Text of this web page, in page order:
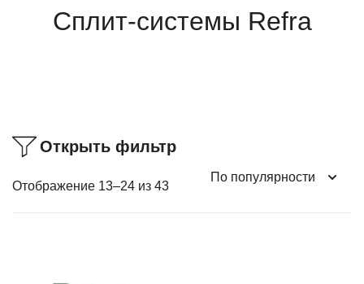
Сплит-системы Refra
Открыть фильтр
Отображение 13–24 из 43